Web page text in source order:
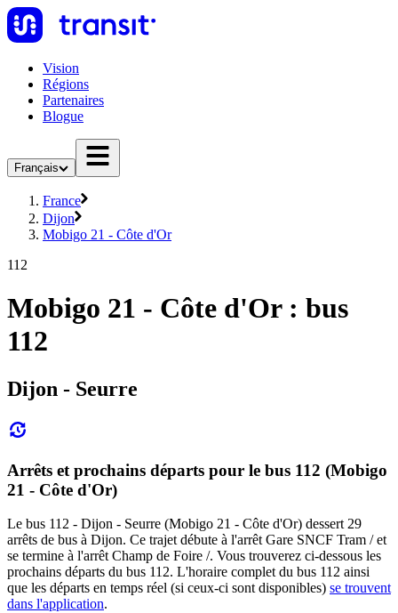
Vision
Régions
Partenaires
Blogue
Français
France
Dijon
Mobigo 21 - Côte d'Or
112
Mobigo 21 - Côte d'Or : bus
112
Dijon - Seurre
Arrêts et prochains départs pour le bus 112 (Mobigo
21 - Côte d'Or)
Le bus 112 - Dijon - Seurre (Mobigo 21 - Côte d'Or) dessert 29
arrêts de bus à Dijon. Ce trajet débute à l'arrêt Gare SNCF Tram / et
se termine à l'arrêt Champ de Foire /. Vous trouverez ci-dessous les
prochains départs du bus 112. L'horaire complet du bus 112 ainsi
que les départs en temps réel (si ceux-ci sont disponibles) se trouvent
dans l'application.